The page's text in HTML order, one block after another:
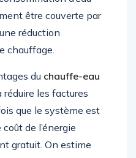
être couverte par
réduction
chauffage.
du chauffe-eau
les factures
que le système est
de l’énergie
gratuit. On estime